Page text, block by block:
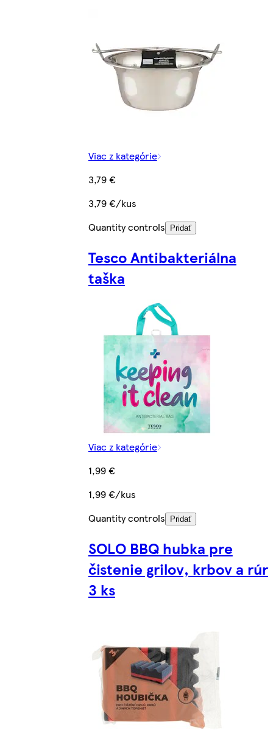
Viac z kategórie
3,79 €
3,79 €/kus
Quantity controls
Pridať
Tesco Antibakteriálna
taška
Viac z kategórie
1,99 €
1,99 €/kus
Quantity controls
Pridať
SOLO BBQ hubka pre
čistenie grilov, krbov a rúr
3 ks